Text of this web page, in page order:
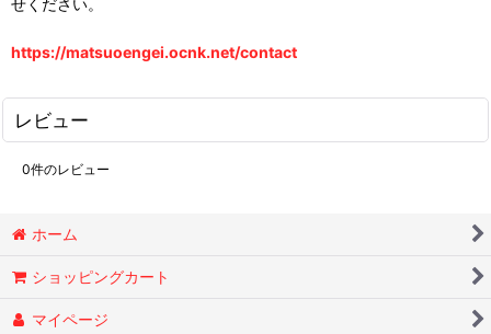
せください。
https://matsuoengei.ocnk.net/contact
レビュー
0件のレビュー
ホーム
ショッピングカート
マイページ